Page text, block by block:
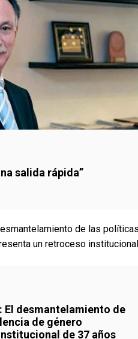
salida rápida”
El desmantelamiento de
de género
de 37 años